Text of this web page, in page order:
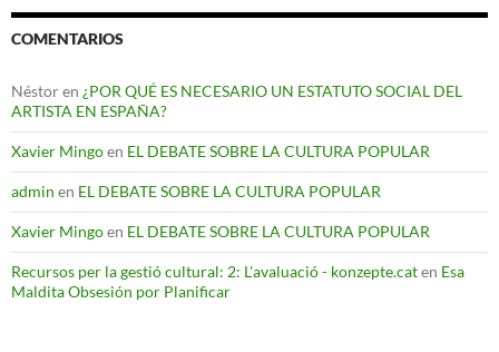
COMENTARIOS
Néstoren ¿POR QUÉ ES NECESARIO UN ESTATUTO SOCIAL DEL
ARTISTA EN ESPAÑA?
Xavier Mingoen EL DEBATE SOBRE LA CULTURA POPULAR
admin en EL DEBATE SOBRE LA CULTURA POPULAR
Xavier Mingoen EL DEBATE SOBRE LA CULTURA POPULAR
Recursos per la gestió cultural: 2: L'avaluació - konzepte.caten Esa
Maldita Obsesión por Planificar